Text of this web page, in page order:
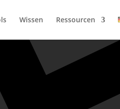
Wissen Ressourcen